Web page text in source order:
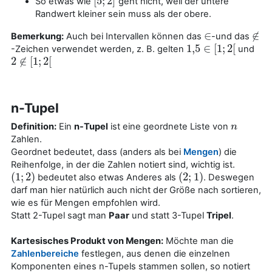
Randwert kleiner sein muss als der obere.
Bemerkung: Auch bei Intervallen können das ∈
∈-und das ∉
∉
-Zeichen verwendet werden, z. B. gelten 1,5 ∈ [1; 2[
1,5∈[1 2[ und
2 ∉ [1; 2[
2 ∉[ ;2[
n-Tupel
Definition: Ein n-Tupel ist eine geordnete Liste von n
n
Zahlen.
Geordnet bedeutet, dass (anders als bei Mengen) die
Reihenfolge, in der die Zahlen notiert sind, wichtig ist.
(1; 2)
( 1;2 ) bedeutet also etwas Anderes als (2; 1)
( 2;1 )
. Deswegen
darf man hier natürlich auch nicht der Größe nach sortieren,
wie es für Mengen empfohlen wird.
Statt 2-Tupel sagt man Paar und statt 3-Tupel Tripel.
Kartesisches Produkt von Mengen: Möchte man die
Zahlenbereiche festlegen, aus denen die einzelnen
Komponenten eines n-Tupels stammen sollen, so notiert